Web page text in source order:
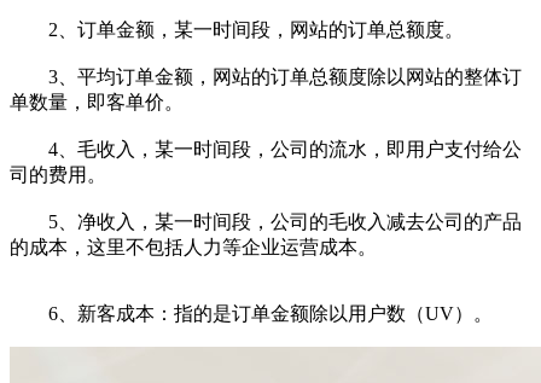
2、订单金额，某一时间段，网站的订单总额度。
3、平均订单金额，网站的订单总额度除以网站的整体订
单数量，即客单价。
4、毛收入，某一时间段，公司的流水，即用户支付给公
司的费用。
5、净收入，某一时间段，公司的毛收入减去公司的产品
的成本，这里不包括人力等企业运营成本。
6、新客成本：指的是订单金额除以用户数（UV）。